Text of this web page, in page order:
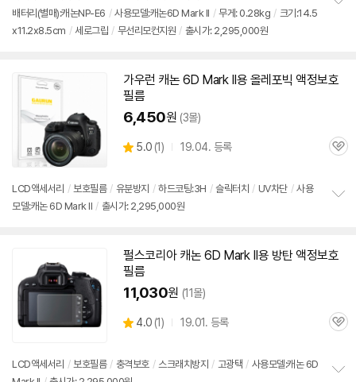
뷰
배터리(별매):캐논NP-E6 / 사용모델:캐논6D MarkII / 무게: 0.28kg / 크기:14.5
x11.2x8.5cm / 세로그립 / 무선리모컨지원 / 출시가: 2,295,000원
기
가우런 캐논 6D MarkII용 올레포빅 액정보호
필름
6,450원 (3몰)
별
5.0 (상
리
1) 19.04. 등록
관
LCD액세서리 / 보호필름 / 유분방지 / 하드코팅:3H / 슬릭터치 / UV차단 / 사용
모델:캐논 6D Mark II / 출시가: 2,295,000원
치
펄스코리아 캐논 6D MarkII용 방탄 액정보호
필름
11,030원 (11몰)
별
4.0 (상
1) 19.01. 등록
관
LCD액세서리 / 보호필름 / 충격보호 / 스크래치방지 / 고광택 / 사용모델:캐논 6D